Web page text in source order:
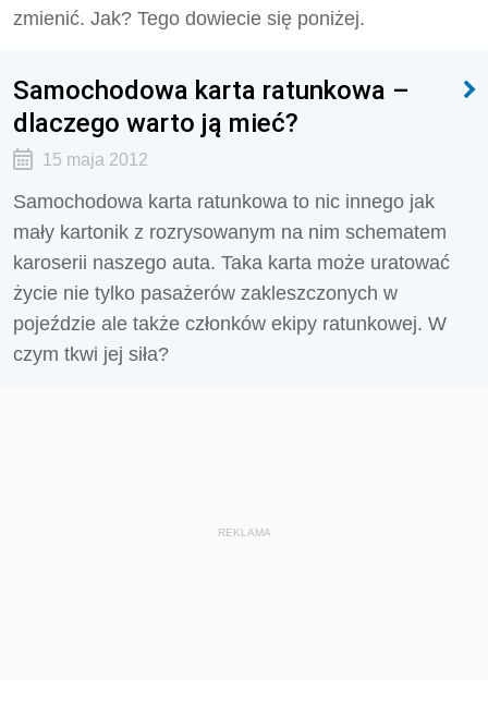
zmienić. Jak? Tego dowiecie się poniżej.
Samochodowa karta ratunkowa –
dlaczego warto ją mieć?
15 maja 2012
Samochodowa karta ratunkowa to nic innego jak
mały kartonik z rozrysowanym na nim schematem
karoserii naszego auta. Taka karta może uratować
życie nie tylko pasażerów zakleszczonych w
pojeździe ale także członków ekipy ratunkowej. W
czym tkwi jej siła?
REKLAMA